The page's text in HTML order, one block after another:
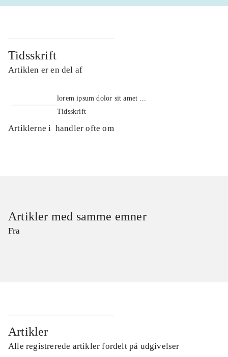
Tidsskrift
Artiklen er en del af
lorem ipsum dolor sit amet ...
Tidsskrift
Artiklerne i handler ofte om
Artikler med samme emner
Fra
Artikler
Alle registrerede artikler fordelt på udgivelser